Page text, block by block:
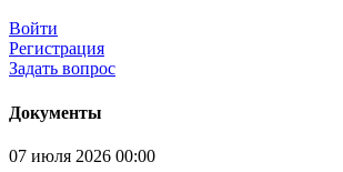
Войти
Регистрация
Задать вопрос
Документы
07 июля 2026 00:00